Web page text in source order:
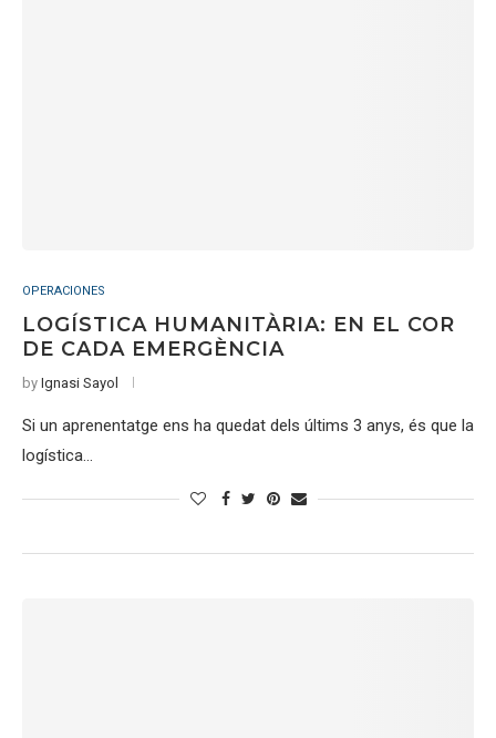
OPERACIONES
LOGÍSTICA HUMANITÀRIA: EN EL COR
DE CADA EMERGÈNCIA
by Ignasi Sayol
Si un aprenentatge ens ha quedat dels últims 3 anys, és que la
logística…